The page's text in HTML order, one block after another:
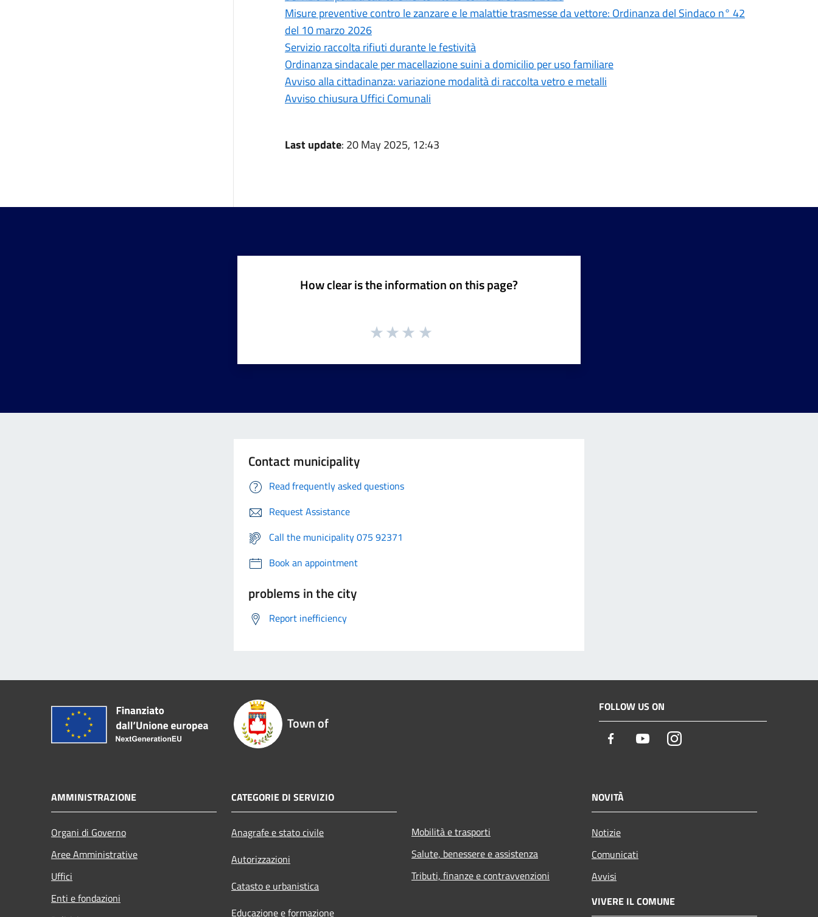
Misure preventive contro le zanzare e le malattie trasmesse da vettore: Ordinanza del Sindaco n° 42
del 10 marzo 2026
Servizio raccolta rifiuti durante le festività
Ordinanza sindacale per macellazione suini a domicilio per uso familiare
Avviso alla cittadinanza: variazione modalità di raccolta vetro e metalli
Avviso chiusura Uffici Comunali
Last update: 20 May 2025, 12:43
How clear is the information on this page?
Contact municipality
Read frequently asked questions
Request Assistance
Call the municipality 075 92371
Book an appointment
problems in the city
Report inefficiency
Town of
FOLLOW US ON
Facebook YoutubeInstagram
AMMINISTRAZIONE
Organi di Governo
Aree Amministrative
Uffici
Enti e fondazioni
CATEGORIE DI SERVIZIO
Anagrafe e stato civile
Autorizzazioni
Catasto e urbanistica
Educazione e formazione
Mobilità e trasporti
Salute, benessere e assistenza
Tributi, finanze e contravvenzioni
NOVITÀ
Notizie
Comunicati
Avvisi
VIVERE IL COMUNE